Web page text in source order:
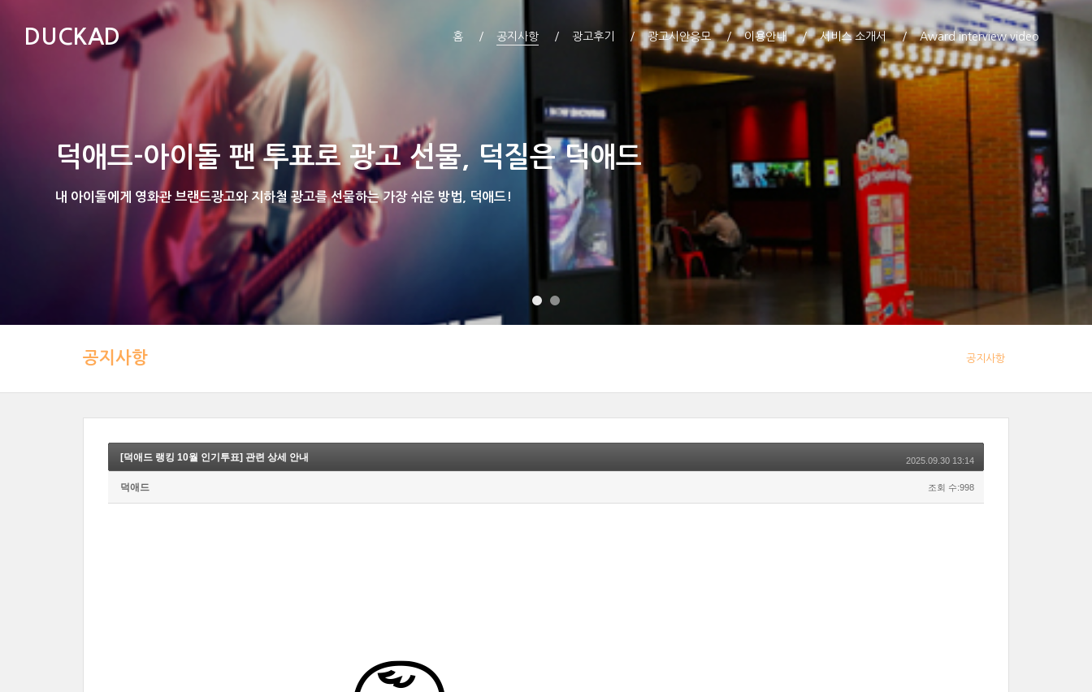
DUCKAD 홈 공지사항 광고후기 광고시안응모 이용안내 서비스 소개서 Award interview video
덕애드-아이돌 팬 투표로 광고 선물, 덕질은 덕애드
내 아이돌에게 영화관 브랜드광고와 지하철 광고를 선물하는 가장 쉬운 방법, 덕애드!
공지사항 공지사항
[덕애드 랭킹 10월 인기투표] 관련 상세 안내 2025.09.30 13:14
덕애드 조회 수:998